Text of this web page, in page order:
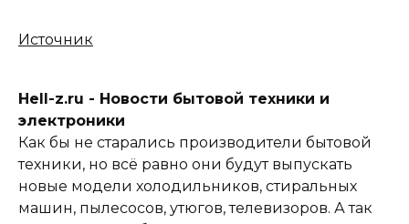
Источник
Hell-z.ru - Новости бытовой техники и
электроники
Как бы не старались производители бытовой
техники, но всё равно они будут выпускать
новые модели холодильников, стиральных
машин, пылесосов, утюгов, телевизоров. А так